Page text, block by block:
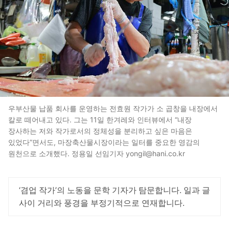
우부산물 납품 회사를 운영하는 전효원 작가가 소 곱창을 내장에서
칼로 떼어내고 있다. 그는 11일 한겨레와 인터뷰에서 “내장
장사하는 저와 작가로서의 정체성을 분리하고 싶은 마음은
있었다”면서도, 마장축산물시장이라는 일터를 중요한 영감의
원천으로 소개했다. 정용일 선임기자 yongil@hani.co.kr
‘겸업 작가’의 노동을 문학 기자가 탐문합니다. 일과 글
사이 거리와 풍경을 부정기적으로 연재합니다.